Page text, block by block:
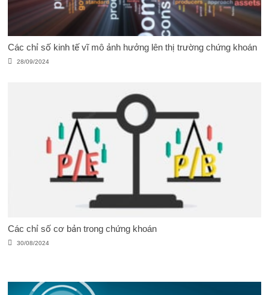
Các chỉ số kinh tế vĩ mô ảnh hưởng lên thị trường chứng khoán
28/09/2024
Các chỉ số cơ bản trong chứng khoán
30/08/2024